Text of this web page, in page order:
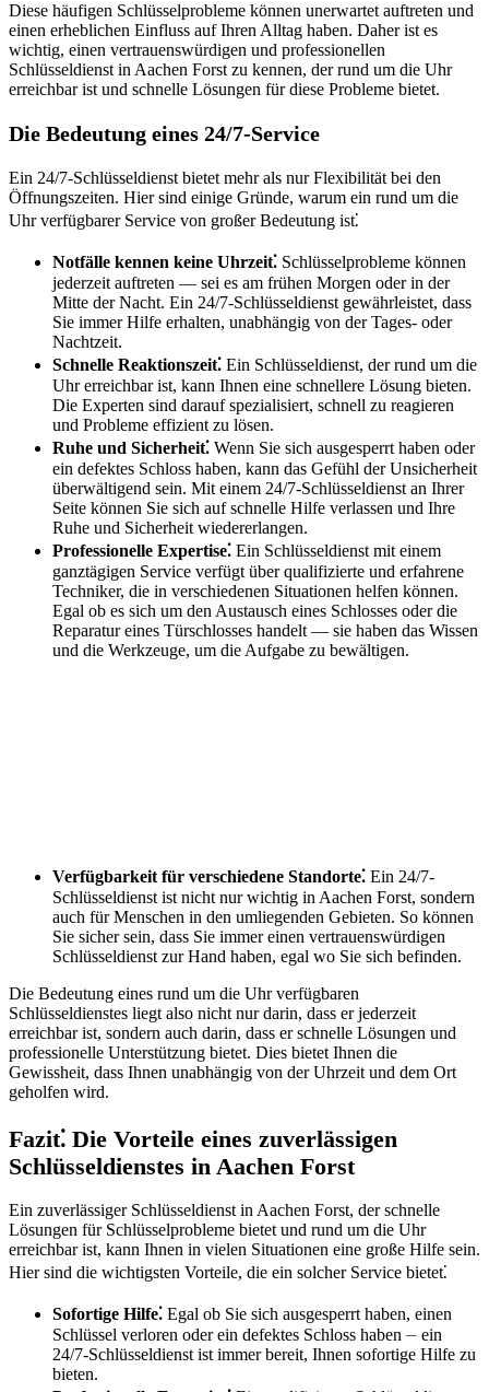
Diese häufigen Schlüsselprobleme können unerwartet auftreten und
einen erheblichen Einfluss auf Ihren Alltag haben.​ Daher ist es
wichtig, einen vertrauenswürdigen und professionellen
Schlüsseldienst in Aachen Forst zu kennen, der rund um die Uhr
erreichbar ist und schnelle Lösungen für diese Probleme bietet.
Die Bedeutung eines 24/7-Service
Ein 24/7-Schlüsseldienst bietet mehr als nur Flexibilität bei den
Öffnungszeiten.​ Hier sind einige Gründe, warum ein rund um die
Uhr verfügbarer Service von großer Bedeutung ist⁚
Notfälle kennen keine Uhrzeit⁚ Schlüsselprobleme können
jederzeit auftreten ― sei es am frühen Morgen oder in der
Mitte der Nacht.​ Ein 24/7-Schlüsseldienst gewährleistet, dass
Sie immer Hilfe erhalten, unabhängig von der Tages- oder
Nachtzeit.​
Schnelle Reaktionszeit⁚ Ein Schlüsseldienst, der rund um die
Uhr erreichbar ist, kann Ihnen eine schnellere Lösung bieten.
Die Experten sind darauf spezialisiert, schnell zu reagieren
und Probleme effizient zu lösen.
Ruhe und Sicherheit⁚ Wenn Sie sich ausgesperrt haben oder
ein defektes Schloss haben, kann das Gefühl der Unsicherheit
überwältigend sein.​ Mit einem 24/7-Schlüsseldienst an Ihrer
Seite können Sie sich auf schnelle Hilfe verlassen und Ihre
Ruhe und Sicherheit wiedererlangen.​
Professionelle Expertise⁚ Ein Schlüsseldienst mit einem
ganztägigen Service verfügt über qualifizierte und erfahrene
Techniker, die in verschiedenen Situationen helfen können.​
Egal ob es sich um den Austausch eines Schlosses oder die
Reparatur eines Türschlosses handelt ― sie haben das Wissen
und die Werkzeuge, um die Aufgabe zu bewältigen.
Verfügbarkeit für verschiedene Standorte⁚ Ein 24/7-
Schlüsseldienst ist nicht nur wichtig in Aachen Forst, sondern
auch für Menschen in den umliegenden Gebieten.​ So können
Sie sicher sein, dass Sie immer einen vertrauenswürdigen
Schlüsseldienst zur Hand haben, egal wo Sie sich befinden.​
Die Bedeutung eines rund um die Uhr verfügbaren
Schlüsseldienstes liegt also nicht nur darin, dass er jederzeit
erreichbar ist, sondern auch darin, dass er schnelle Lösungen und
professionelle Unterstützung bietet. Dies bietet Ihnen die
Gewissheit, dass Ihnen unabhängig von der Uhrzeit und dem Ort
geholfen wird.​
Fazit⁚ Die Vorteile eines zuverlässigen
Schlüsseldienstes in Aachen Forst
Ein zuverlässiger Schlüsseldienst in Aachen Forst, der schnelle
Lösungen für Schlüsselprobleme bietet und rund um die Uhr
erreichbar ist, kann Ihnen in vielen Situationen eine große Hilfe sein.​
Hier sind die wichtigsten Vorteile, die ein solcher Service bietet⁚
Sofortige Hilfe⁚ Egal ob Sie sich ausgesperrt haben, einen
Schlüssel verloren oder ein defektes Schloss haben ⏤ ein
24/7-Schlüsseldienst ist immer bereit, Ihnen sofortige Hilfe zu
bieten.​